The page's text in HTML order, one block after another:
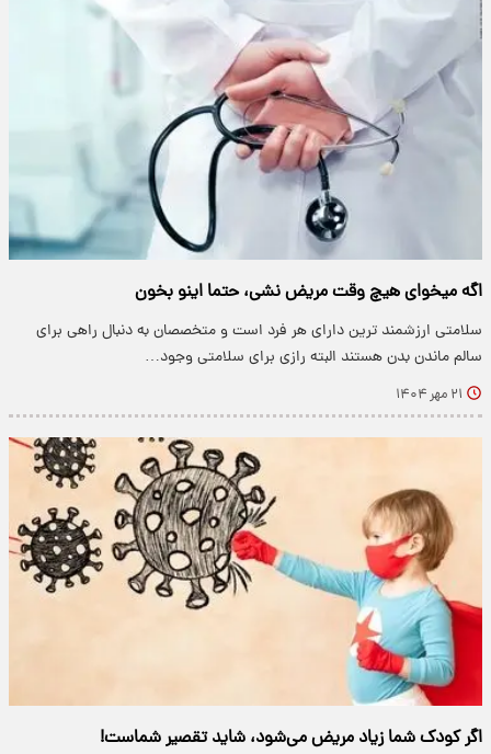
اگه میخوای هیچ وقت مریض نشی، حتما اینو بخون
سلامتی ارزشمند ترین دارای هر فرد است و متخصصان به دنبال راهی برای
سالم ماندن بدن هستند البته رازی برای سلامتی وجود…
۲۱ مهر ۱۴۰۴
اگر کودک شما زیاد مریض می‌شود، شاید تقصیر شماست!